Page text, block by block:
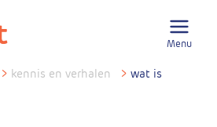
Menu
> kennis en verhalen > wat is